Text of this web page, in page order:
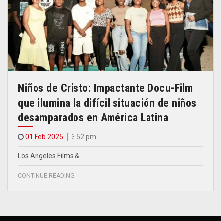
Niños de Cristo: Impactante Docu-Film
que ilumina la difícil situación de niños
desamparados en América Latina
01 Feb 2025 3.52 pm
Los Angeles Films &…
CONTINUE READING